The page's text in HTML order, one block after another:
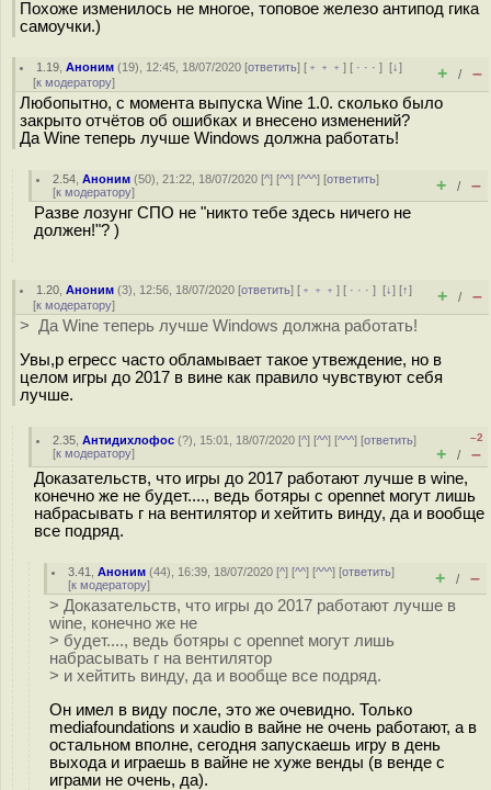
Похоже изменилось не многое, топовое железо антипод гика
самоучки.)
1.19 ,Аноним (19), 12:45, 18/07/2020 [ответить] [ ﹢﹢﹢] [ · · ·][↓]
[к модератору] + / –
Любопытно, с момента выпуска Wine 1.0. сколько было
закрыто отчётов об ошибках и внесено изменений?
Да Wine теперь лучше Windows должна работать!
2.54 ,Аноним (50), 21:22, 18/07/2020 [^] [^^] [^^^] [ответить]
[к модератору] + / –
Разве лозунг СПО не "никто тебе здесь ничего не
должен!"? )
1.20 ,Аноним (3), 12:56, 18/07/2020 [ответить] [ ﹢﹢﹢] [ · · ·][↓] [↑]
[к модератору] + / –
> Да Wine теперь лучше Windows должна работать!
Увы,р егресс часто обламывает такое утвеждение, но в
целом игры до 2017 в вине как правило чувствуют себя
лучше.
2.35 ,Антидихлофос (?), 15:01, 18/07/2020 [^] [^^] [^^^] [ответить]
[к модератору]
–2
+ / –
Доказательств, что игры до 2017 работают лучше в wine,
конечно же не будет...., ведь ботяры с opennet могут лишь
набрасывать г на вентилятор и хейтить винду, да и вообще
все подряд.
3.41 ,Аноним (44), 16:39, 18/07/2020 [^] [^^] [^^^] [ответить]
[к модератору] + / –
> Доказательств, что игры до 2017 работают лучше в
wine, конечно же не
> будет...., ведь ботяры с opennet могут лишь
набрасывать г на вентилятор
> и хейтить винду, да и вообще все подряд.
Он имел в виду после, это же очевидно. Только
mediafoundations и xaudio в вайне не очень работают, а в
остальном вполне, сегодня запускаешь игру в день
выхода и играешь в вайне не хуже венды (в венде с
играми не очень, да).